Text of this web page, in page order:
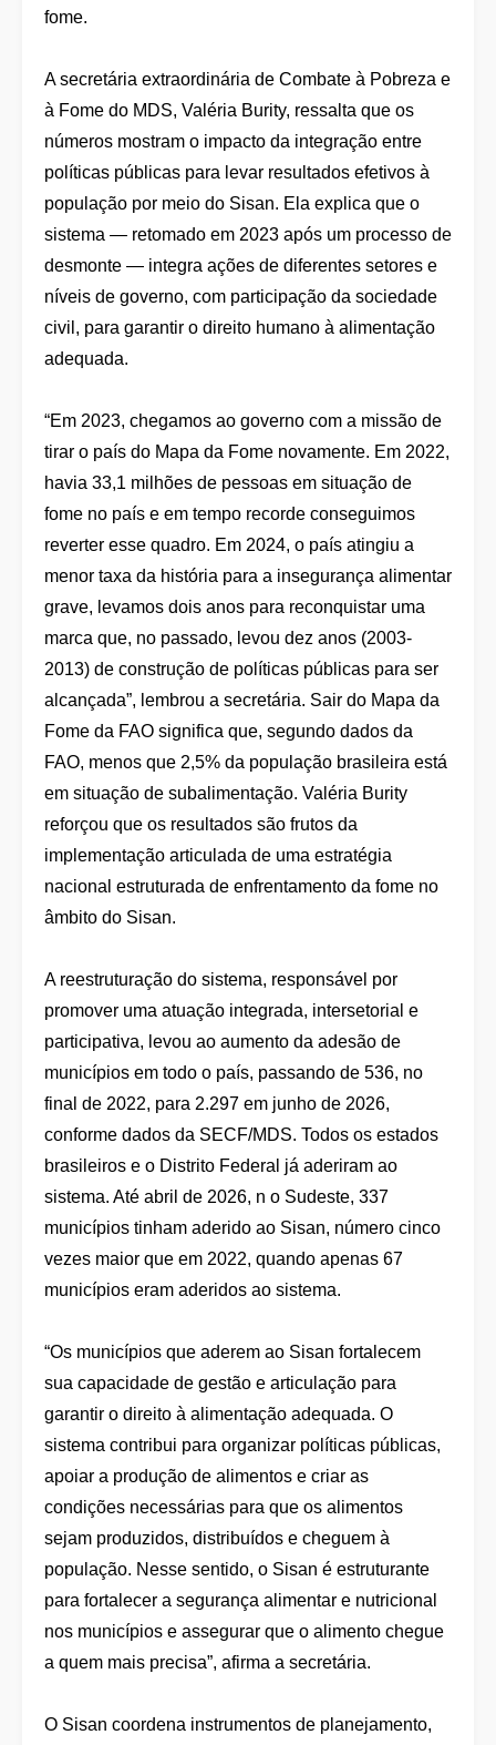
fome.
A secretária extraordinária de Combate à Pobreza e
à Fome do MDS, Valéria Burity, ressalta que os
números mostram o impacto da integração entre
políticas públicas para levar resultados efetivos à
população por meio do Sisan. Ela explica que o
sistema — retomado em 2023 após um processo de
desmonte — integra ações de diferentes setores e
níveis de governo, com participação da sociedade
civil, para garantir o direito humano à alimentação
adequada.
“Em 2023, chegamos ao governo com a missão de
tirar o país do Mapa da Fome novamente. Em 2022,
havia 33,1 milhões de pessoas em situação de
fome no país e em tempo recorde conseguimos
reverter esse quadro. Em 2024, o país atingiu a
menor taxa da história para a insegurança alimentar
grave, levamos dois anos para reconquistar uma
marca que, no passado, levou dez anos (2003-
2013) de construção de políticas públicas para ser
alcançada”, lembrou a secretária. Sair do Mapa da
Fome da FAO significa que, segundo dados da
FAO, menos que 2,5% da população brasileira está
em situação de subalimentação. Valéria Burity
reforçou que os resultados são frutos da
implementação articulada de uma estratégia
nacional estruturada de enfrentamento da fome no
âmbito do Sisan.
A reestruturação do sistema, responsável por
promover uma atuação integrada, intersetorial e
participativa, levou ao aumento da adesão de
municípios em todo o país, passando de 536, no
final de 2022, para 2.297 em junho de 2026,
conforme dados da SECF/MDS. Todos os estados
brasileiros e o Distrito Federal já aderiram ao
sistema. Até abril de 2026, n o Sudeste, 337
municípios tinham aderido ao Sisan, número cinco
vezes maior que em 2022, quando apenas 67
municípios eram aderidos ao sistema.
“Os municípios que aderem ao Sisan fortalecem
sua capacidade de gestão e articulação para
garantir o direito à alimentação adequada. O
sistema contribui para organizar políticas públicas,
apoiar a produção de alimentos e criar as
condições necessárias para que os alimentos
sejam produzidos, distribuídos e cheguem à
população. Nesse sentido, o Sisan é estruturante
para fortalecer a segurança alimentar e nutricional
nos municípios e assegurar que o alimento chegue
a quem mais precisa”, afirma a secretária.
O Sisan coordena instrumentos de planejamento,